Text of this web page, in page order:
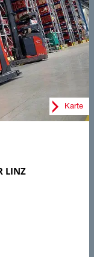
Karte
LINZ